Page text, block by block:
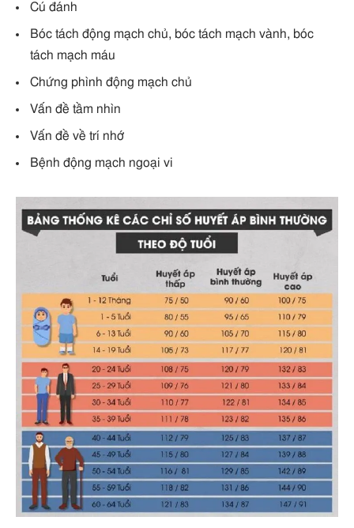
Cú đánh
Bóc tách động mạch chủ, bóc tách mạch vành, bóc
tách mạch máu
Chứng phình động mạch chủ
Vấn đề tầm nhìn
Vấn đề về trí nhớ
Bệnh động mạch ngoại vi